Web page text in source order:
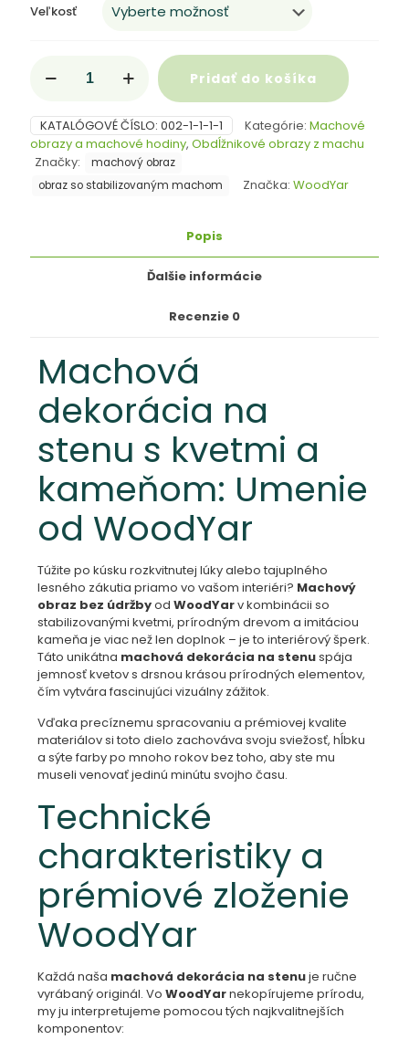
Veľkosť
WoodYar:
dekorácia
na
stenu
–
3D
kvetmi,
Pridať do košíka
KATALÓGOVÉ ČÍSLO: 002-1-1-1-1 Kategórie: Machové
obrazy a machové hodiny, Obdĺžnikové obrazy z machu
Značky:
machový obraz
obraz so stabilizovaným machom
Značka: WoodYar
Popis
Ďalšie informácie
Recenzie 0
Machová
dekorácia na
stenu s kvetmi a
kameňom: Umenie
od WoodYar
Túžite po kúsku rozkvitnutej lúky alebo tajuplného
lesného zákutia priamo vo vašom interiéri? Machový
obraz bez údržbyod WoodYarv kombinácii so
stabilizovanými kvetmi, prírodným drevom a imitáciou
kameňa je viac než len doplnok – je to interiérový šperk.
Táto unikátna machová dekorácia na stenuspája
jemnosť kvetov s drsnou krásou prírodných elementov,
čím vytvára fascinujúci vizuálny zážitok.
Vďaka precíznemu spracovaniu a prémiovej kvalite
materiálov si toto dielo zachováva svoju sviežosť, hĺbku
a sýte farby po mnoho rokov bez toho, aby ste mu
museli venovať jedinú minútu svojho času.
Technické
charakteristiky a
prémiové zloženie
WoodYar
Každá naša machová dekorácia na stenuje ručne
vyrábaný originál. Vo WoodYarnekopírujeme prírodu,
my ju interpretujeme pomocou tých najkvalitnejších
komponentov: